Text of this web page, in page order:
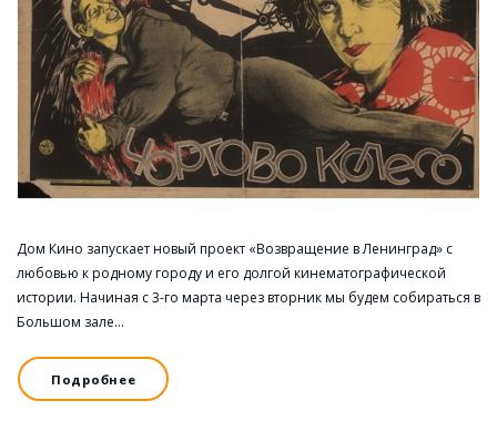
Дом Кино запускает новый проект «Возвращение в Ленинград» с
любовью к родному городу и его долгой кинематографической
истории. Начиная с 3-го марта через вторник мы будем собираться в
Большом зале…
Подробнее